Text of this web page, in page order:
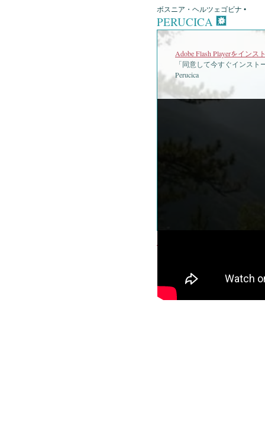
ボスニア・ヘルツェゴビナ •
PERUCICA
Adobe Flash Playerをインス
「同意して今すぐインス
Perucica
©